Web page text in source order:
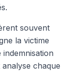
souvent
la victime
chaque